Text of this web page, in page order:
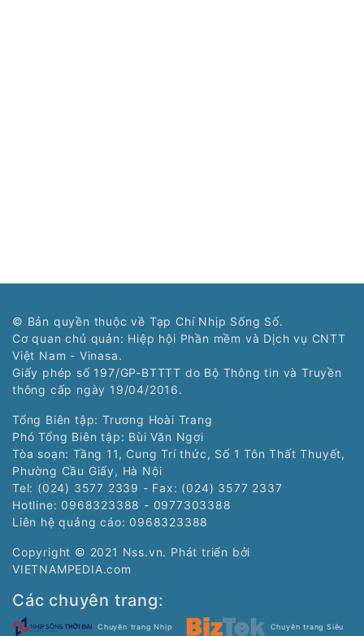
© Bản quyền thuộc về Tạp Chí Nhịp Sống Số.
Cơ quan chủ quản: Hiệp hội Phần mềm và Dịch vụ CNTT
Việt Nam - Vinasa.
Giấy phép số 197/GP-BTTTT do Bộ Thông tin và Truyền
thông cấp ngày 19/04/2016.
Tổng Biên tập: Trương Hoài Trang
Phó Tổng Biên tập: Bùi Văn Ngợi
Tòa soạn: Tầng 11, Cung Trí thức, Số 1 Tôn Thất Thuyết,
Phường Cầu Giấy, Hà Nội
Tel: (024) 3577 2339 - Fax: (024) 3577 2337
Hotline: 0968323388 - 0977303388
Liên hệ quảng cáo: 0968323388
Copyright © 2021 Nss.vn. Phát triển bởi
VIETNAMPEDIA.com
Các chuyên trang:
Chuyên trang Nhịp Chuyên trang Siêu